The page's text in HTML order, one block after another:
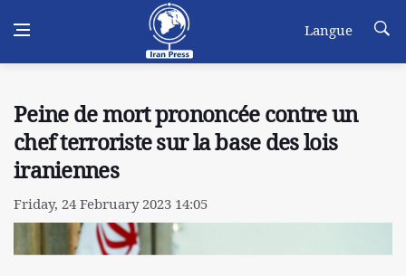
Langue
Peine de mort prononcée contre un
chef terroriste sur la base des lois
iraniennes
Friday, 24 February 2023 14:05